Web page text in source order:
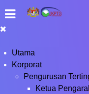
Utama
Korporat
Pengurusan
Ketua